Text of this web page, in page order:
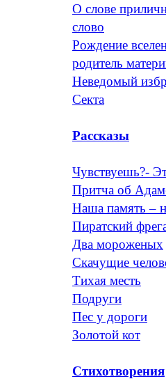
О слове
слово
Рождение
родитель
Неведомый
Секта
Рассказы
Чувствуешь?-
Притча об
Наша память –
Пиратский
Два мороженых
Скачущие
Тихая месть
Подруги
Пес у дороги
Золотой кот
Стихотворения